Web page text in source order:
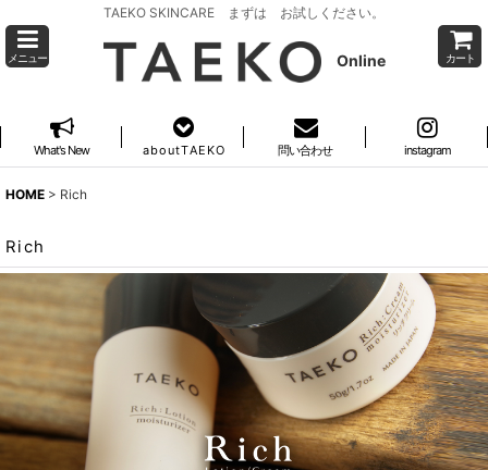
TAEKO SKINCARE まずは お試しください。
メニュー Online カート
What's New a b o u t T A E K O 問い合わせ instagram
HOME > Rich
Rich